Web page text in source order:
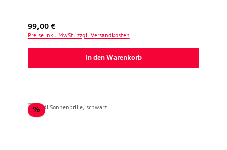
Regulärer Preis:
99,00 €
Preise inkl. MwSt. zzgl. Versandkosten
In den Warenkorb
%Rabatt